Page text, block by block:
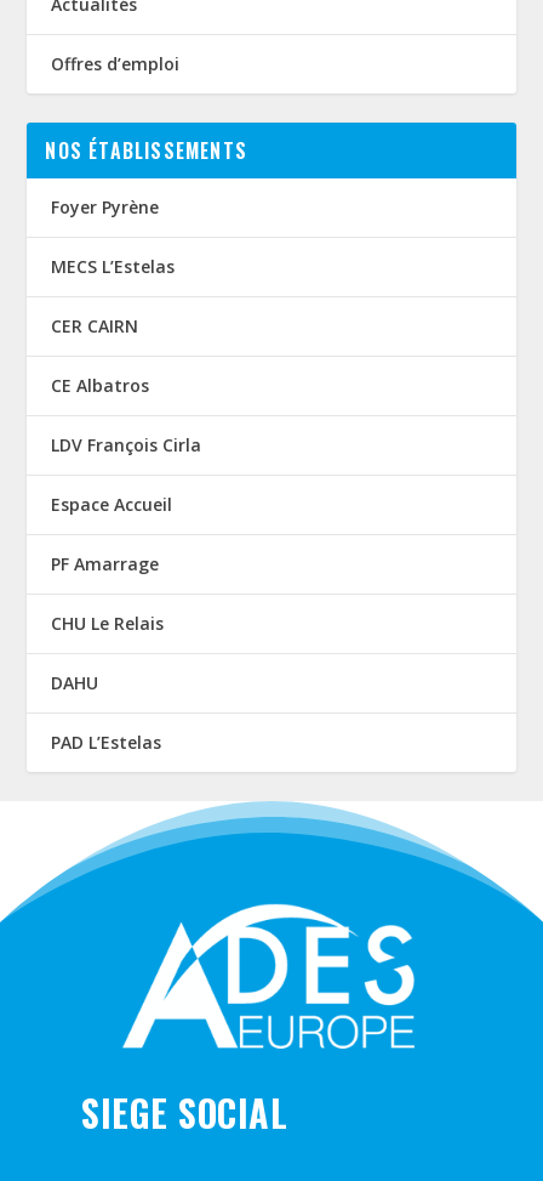
Offres d’emploi
NOS ÉTABLISSEMENTS
Foyer Pyrène
MECS L’Estelas
CER CAIRN
CE Albatros
LDV François Cirla
Espace Accueil
PF Amarrage
CHU Le Relais
DAHU
PAD L’Estelas
SIEGE SOCIAL